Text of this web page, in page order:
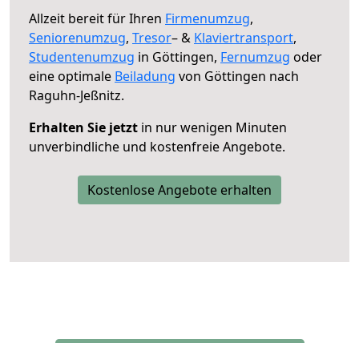
Allzeit bereit für Ihren Firmenumzug,
Seniorenumzug, Tresor– & Klaviertransport,
Studentenumzug in Göttingen, Fernumzug oder
eine optimale Beiladung von Göttingen nach
Raguhn-Jeßnitz.
Erhalten Sie jetzt in nur wenigen Minuten
unverbindliche und kostenfreie Angebote.
Kostenlose Angebote erhalten